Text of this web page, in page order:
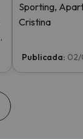
Sporting,
Cristina
Publicada: